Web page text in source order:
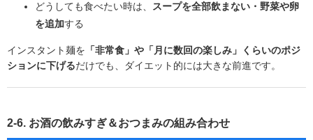
どうしても食べたい時は、
スープを全部飲まない・野菜や卵
を追加する
インスタント麺を 「非常食」や「月に数回の楽しみ」くらいのポジ
ションに下げるだけでも、ダイエット的には大きな前進です。
2-6. お酒の飲みすぎ＆おつまみの組み合わせ